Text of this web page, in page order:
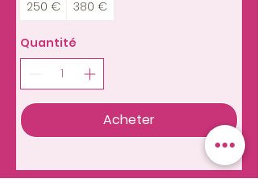
250 €
380 €
Quantité
Acheter